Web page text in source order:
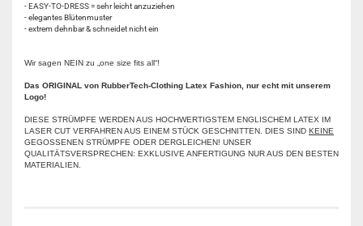
- EASY-TO-DRESS = sehr leicht anzuziehen
- elegantes Blütenmuster
- extrem dehnbar & schneidet nicht ein
Wir sagen NEIN zu „one size fits all“!
Das ORIGINAL von RubberTech-Clothing Latex Fashion, nur echt mit unserem
Logo!
DIESE STRÜMPFE WERDEN AUS HOCHWERTIGSTEM ENGLISCHEM LATEX IM
LASER CUT VERFAHREN AUS EINEM STÜCK GESCHNITTEN. DIES SIND KEINE
GEGOSSENEN STRÜMPFE ODER DERGLEICHEN! UNSER
QUALITÄTSVERSPRECHEN: EXKLUSIVE ANFERTIGUNG NUR AUS DEN BESTEN
MATERIALIEN.